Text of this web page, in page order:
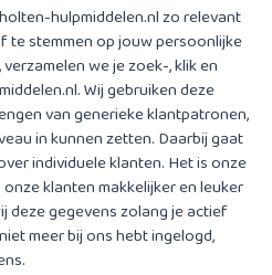
hulpmiddelen.nl zo relevant
te stemmen op jouw persoonlijke
we je zoek-, klik en
Wij gebruiken deze
van generieke klantpatronen,
in kunnen zetten. Daarbij gaat
individuele klanten. Het is onze
klanten makkelijker en leuker
deze gegevens zolang je actief
meer bij ons hebt ingelogd,